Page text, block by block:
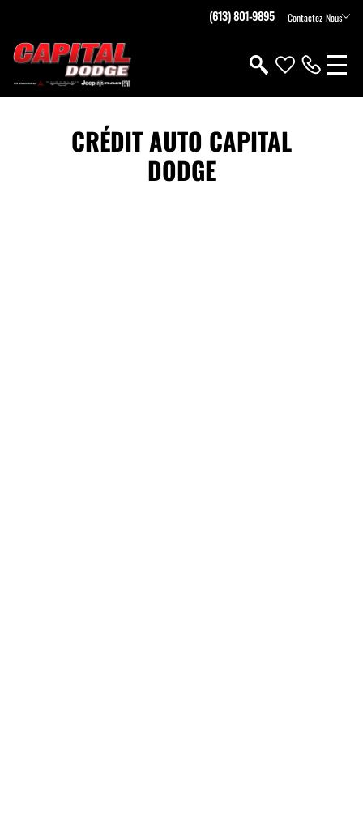
(613) 801-9895 Contactez-Nous
CRÉDIT AUTO CAPITAL
DODGE